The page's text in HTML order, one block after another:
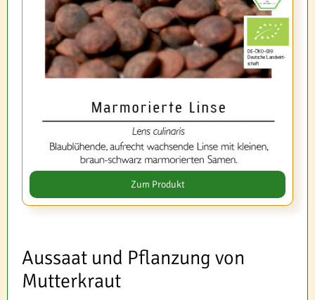
Zum Produkt
Aussaat und Pflanzung von
Mutterkraut